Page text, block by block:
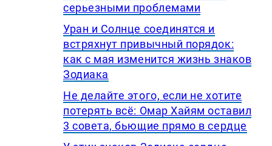
серьезными проблемами
Уран и Солнце соединятся и
встряхнут привычный порядок:
как с мая изменится жизнь знаков
Зодиака
Не делайте этого, если не хотите
потерять всё: Омар Хайям оставил
3 совета, бьющие прямо в сердце